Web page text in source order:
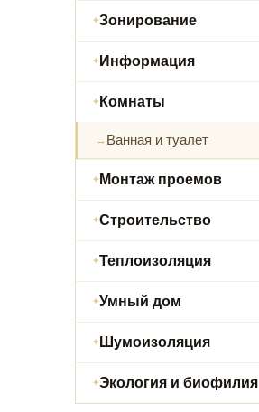
Зонирование
Информация
Комнаты
Ванная и туалет
Монтаж проемов
Строительство
Теплоизоляция
Умный дом
Шумоизоляция
Экология и биофилия